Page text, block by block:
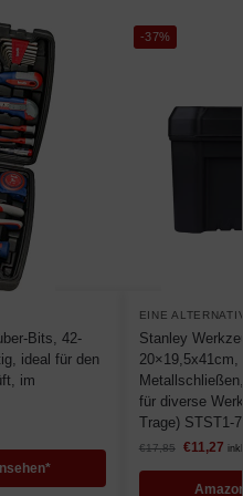
Bits, 42-
ideal für den
im
-37%
EINE
Stanley
für diverse
Trage) STST1-
€17,85 €11,27